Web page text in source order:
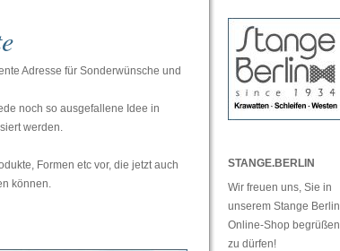
Adresse für Sonderwünsche und
noch so ausgefallene Idee in
werden.
Formen etc vor, die jetzt auch
können.
STANGE.BERLIN
Wir freuen uns, Sie in
unserem Stange Berlin
Online-Shop begrüßen
zu dürfen!